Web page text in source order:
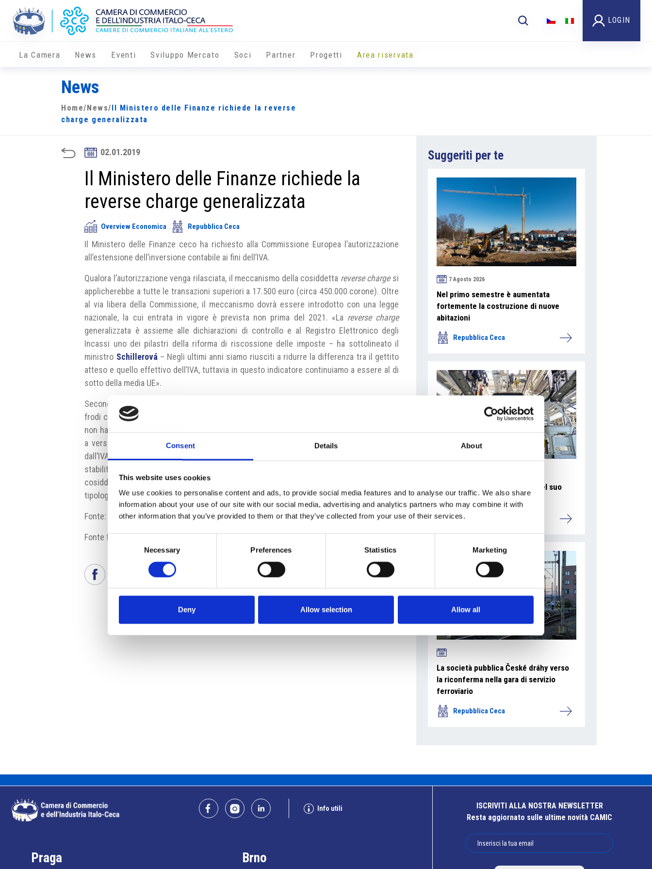
Consent Details About
This website uses cookies
We use cookies to personalise content and ads, to provide social media features and to analyse our traffic. We also share
information about your use of our site with our social media, advertising and analytics partners who may combine it with
other information that you’ve provided to them or that they’ve collected from your use of their services.
Consent
Necessary Preferences Statistics Marketing
Deny Allow selection Allow all
LOGIN
La Camera News Eventi Sviluppo Mercato Soci Partner Progetti Area riservata
News
Home/ News/
Il Ministero delle Finanze richiede la reverse
charge generalizzata
02.01.2019
Il Ministero delle Finanze richiede la
reverse charge generalizzata
Overview Economica Repubblica Ceca
Il Ministero delle Finanze ceco ha richiesto alla Commissione Europea l’autorizzazione
all’estensione dell’inversione contabile ai fini dell’IVA.
Qualora l’autorizzazione venga rilasciata, il meccanismo della cosiddetta reverse chargesi
applicherebbe a tutte le transazioni superiori a 17.500 euro (circa 450.000 corone). Oltre
al via libera della Commissione, il meccanismo dovrà essere introdotto con una legge
nazionale, la cui entrata in vigore è prevista non prima del 2021. «La reverse charge
generalizzata è assieme alle dichiarazioni di controllo e al Registro Elettronico degli
Incassi uno dei pilastri della riforma di riscossione delle imposte – ha sottolineato il
ministro Schillerová– Negli ultimi anni siamo riusciti a ridurre la differenza tra il gettito
atteso e quello effettivo dell’IVA, tuttavia in questo indicatore continuiamo a essere al di
sotto della media UE».
Secondo il Ministero delle Finanze la nuova misura serve per contrastare le cosiddette
frodi carosello, ossia le situazioni in cui l’acquirente richiede il rimborso IVA e il venditore
non ha versato l’imposta in questione. Grazie all’inversione contabile è infatti l’acquirente
a versare l’imposta direttamente al Fisco, mentre il venditore riceve la somma esente
dall’IVA. Attualmente il meccanismo di inversione contabile è in vigore in alcuni ambiti
stabiliti dal governo come la fornitura di servizi elettronici, le compravendite dei
cosiddetti “permessi a inquinare” o la fornitura di gas ed energia elettrica a determinate
tipologie di clienti.
Fonte: www.mfcr.cz
Fonte fotografia: mfcr.cz
Suggeriti per te
7 Agosto 2026
Nel primo semestre è aumentata
fortemente la costruzione di nuove
abitazioni
Repubblica Ceca
La Škoda avvia la produzione del suo
SUV Peaq
Repubblica Ceca
La società pubblica České dráhy verso
la riconferma nella gara di servizio
ferroviario
Repubblica Ceca
Info utili
Praga Brno
ISCRIVITI ALLA NOSTRA NEWSLETTER
Resta aggiornato sulle ultime novità CAMIC